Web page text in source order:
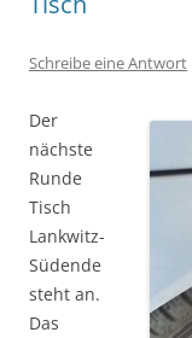
Schreibe eine Antwort
Der
nächste
Runde
Tisch
Lankwitz-
Südende
steht an.
Das